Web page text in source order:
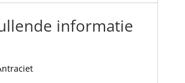
informatie